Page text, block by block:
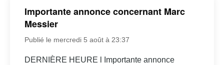
Importante annonce concernant Marc
Messier
Publié le mercredi 5 août à 23:37
DERNIÈRE HEURE l Importante annonce